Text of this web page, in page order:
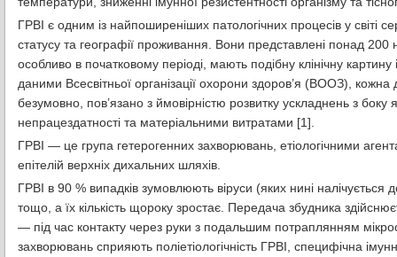
ГРВІ є одним із найпоширеніших патологічних процесів у світі
статусу та географії проживання. Вони представлені понад 200
особливо в початковому періоді, мають подібну клінічну
даними Всесвітньої організації охорони здоров’я (ВООЗ),
безумовно, пов’язано з ймовірністю розвитку ускладнень з
непрацездатності та матеріальними витратами [1].
ГРВІ — це група гетерогенних захворювань, етіологічними
епітелій верхніх дихальних шляхів.
ГРВІ в 90 % випадків зумовлюють віруси (яких нині
тощо, а їх кількість щороку зростає. Передача збудника
— під час контакту через руки з подальшим потраплянням
захворювань сприяють поліетіологічність ГРВІ, специфічна